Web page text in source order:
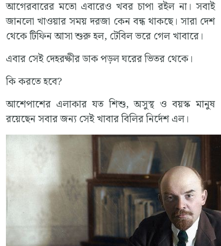
আগেরবারের মতো এবারেও খবর চাপা রইল না। সবাই
জানলো খাওয়ার সময় দরজা কেন বন্ধ থাকছে। সারা দেশ
থেকে টিফিন আসা শুরু হল, টেবিল ভরে গেল খাবারে।
এবার সেই দেহরক্ষীর ডাক পড়ল ঘরের ভিতর থেকে।
কি করতে হবে?
আশেপাশের এলাকার যত শিশু, অসুস্থ ও বয়স্ক মানুষ
রয়েছেন সবার জন্য সেই খাবার বিলির নির্দেশ এল।